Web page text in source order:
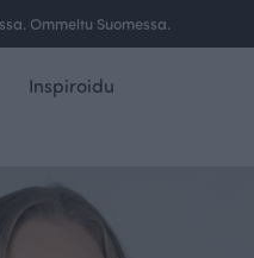
Ommeltu Suomessa.
Inspiroidu